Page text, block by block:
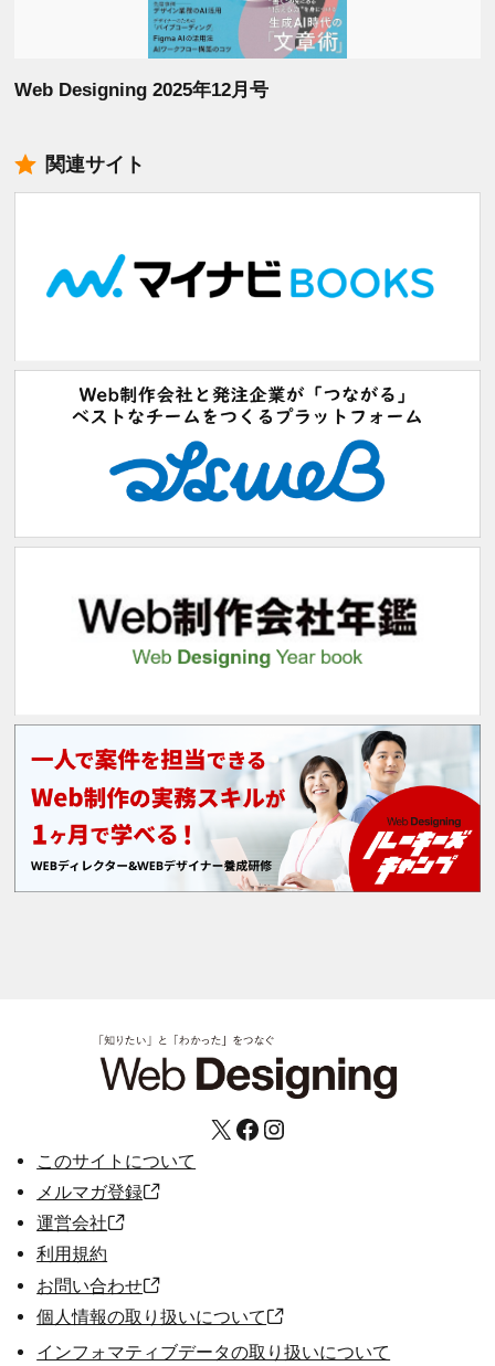
Web Designing 2025年12月号
関連サイト
X Facebook Instagram
このサイトについて
メルマガ登録
運営会社
利用規約
お問い合わせ
個人情報の取り扱いについて
インフォマティブデータの取り扱いについて